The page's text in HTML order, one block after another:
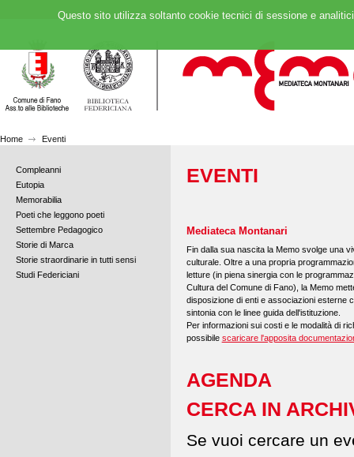
Home Eventi
EVENTI
Mediateca Montanari
Fin dalla sua nascita la Memo svolge una
culturale. Oltre a una propria
letture (in piena sinergia con le
Cultura del Comune di Fano), la Memo
disposizione di enti e associazioni esterne
sintonia con le linee guida dell'istituzione.
Per informazioni sui costi e le modalità di
possibile scaricare l'apposita
AGENDA
CERCA IN
Se vuoi cercare un
Compleanni
Eutopia
Memorabilia
Poeti che leggono poeti
Settembre Pedagogico
Storie di Marca
Storie straordinarie in tutti sensi
Studi Federiciani
Questo sito utilizza soltanto cookie tecnici di sessione e